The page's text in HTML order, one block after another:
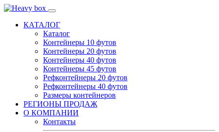
КАТАЛОГ
Каталог
Контейнеры 10 футов
Контейнеры 20 футов
Контейнеры 40 футов
Контейнеры 45 футов
Рефконтейнеры 20 футов
Рефконтейнеры 40 футов
Размеры контейнеров
РЕГИОНЫ ПРОДАЖ
О КОМПАНИИ
Контакты